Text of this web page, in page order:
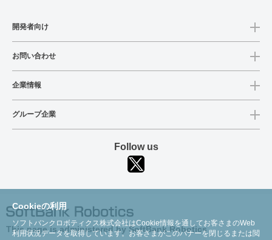
Cookieの利用
ソフトバンクロボティクス株式会社はCookie情報を通してお客さまのWeb
利用状況データを取得しています。お客さまがこのバナーを閉じるまたは閲
開発者向け
お問い合わせ
企業情報
グループ企業
Follow us
This page is administered by SoftBank Robotics